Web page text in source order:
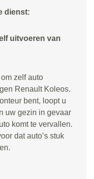
dienst:
uitvoeren van
zelf auto
Renault Koleos.
bent, loopt u
uw gezin in gevaar
komt te vervallen.
dat auto’s stuk